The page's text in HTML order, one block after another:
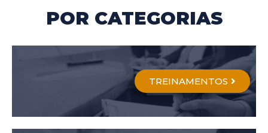
POR CATEGORIAS
TREINAMENTOS